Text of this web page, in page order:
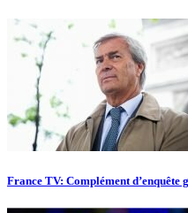
France TV: Complément